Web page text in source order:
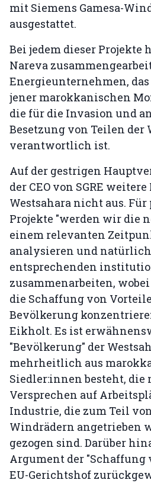
mit Siemens Gamesa-
ausgestattet.
Bei jedem dieser Projekte
Nareva
Energieunternehmen,
jener marokkanischen
die für die Invasion und
Besetzung von Teilen der
verantwortlich ist.
Auf der gestrigen
der CEO von SGRE
Westsahara nicht aus.
Projekte "werden wir die
einem relevanten
analysieren und
entsprechenden
zusammenarbeiten,
die Schaffung von
Bevölkerung
Eikholt. Es ist
"Bevölkerung" der
mehrheitlich aus
Siedler:innen besteht, die
Versprechen auf
Industrie, die zum Teil
Windrädern angetrieben
gezogen sind. Darüber
Argument der "Schaffung
EU-Gerichtshof